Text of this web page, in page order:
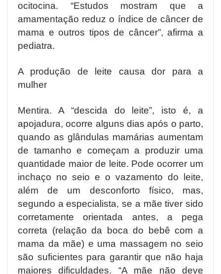
ocitocina. “Estudos mostram que a
amamentação reduz o índice de câncer de
mama e outros tipos de câncer”, afirma a
pediatra.
A produção de leite causa dor para a
mulher
Mentira. A “descida do leite”, isto é, a
apojadura, ocorre alguns dias após o parto,
quando as glândulas mamárias aumentam
de tamanho e começam a produzir uma
quantidade maior de leite. Pode ocorrer um
inchaço no seio e o vazamento do leite,
além de um desconforto físico, mas,
segundo a especialista, se a mãe tiver sido
corretamente orientada antes, a pega
correta (relação da boca do bebê com a
mama da mãe) e uma massagem no seio
são suficientes para garantir que não haja
maiores dificuldades. “A mãe não deve